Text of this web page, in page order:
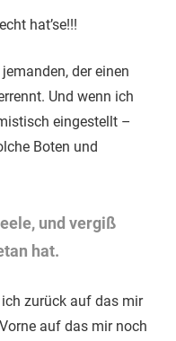
hat’se!!!
der einen
Und wenn ich
eingestellt –
Boten und
und vergiß
hat.
zurück auf das mir
auf das mir noch